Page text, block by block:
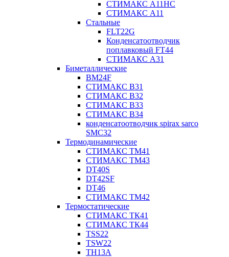
СТИМАКС А11HC
СТИМАКС А11
Стальные
FLT22G
Конденсатоотводчик
поплавковый FT44
СТИМАКС А31
Биметаллические
BM24F
СТИМАКС B31
СТИМАКС В32
СТИМАКС В33
СТИМАКС B34
конденсатоотводчик spirax sarco
SMC32
Термодинамические
СТИМАКС ТМ41
СТИМАКС ТМ43
DT40S
DT42SF
DT46
СТИМАКС ТМ42
Термостатические
СТИМАКС ТК41
СТИМАКС ТК44
TSS22
TSW22
TH13A